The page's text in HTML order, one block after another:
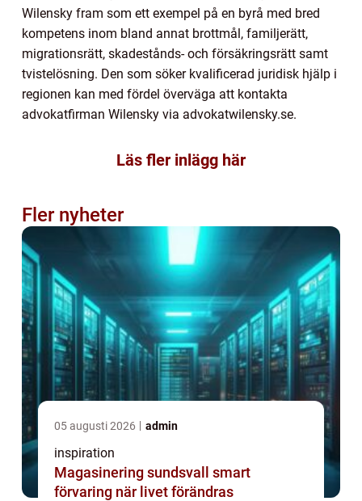
Wilensky fram som ett exempel på en byrå med bred
kompetens inom bland annat brottmål, familjerätt,
migrationsrätt, skadestånds- och försäkringsrätt samt
tvistelösning. Den som söker kvalificerad juridisk hjälp i
regionen kan med fördel överväga att kontakta
advokatfirman Wilensky via advokatwilensky.se.
Läs fler inlägg här
Fler nyheter
05 augusti 2026 admin
inspiration
Magasinering sundsvall smart
förvaring när livet förändras